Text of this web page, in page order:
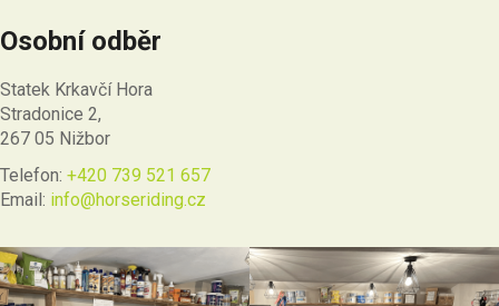
Osobní odběr
Statek Krkavčí Hora
Stradonice 2,
267 05 Nižbor
Telefon: +420 739 521 657
Email: info@horseriding.cz